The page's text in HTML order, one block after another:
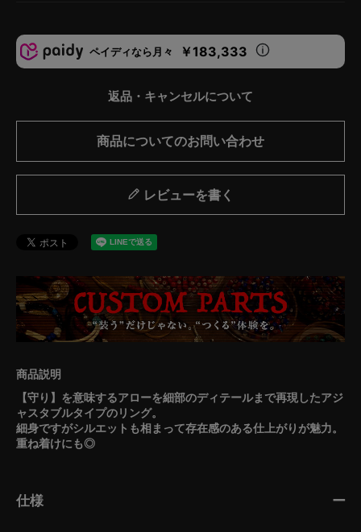
ペイディなら月々 ￥183,333
返品・キャンセルについて
商品についてのお問い合わせ
レビューを書く
【守り】を意味するアローを細部のディテールまで再現したアジ
ャスタブルタイプのリング。
細身ですがシルエットも相まって存在感のある仕上がりが魅力。
重ね着けにも◎
仕様